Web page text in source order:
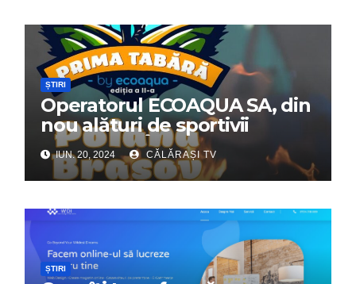
ȘTIRI
Operatorul ECOAQUA SA, din
nou alături de sportivii
călărășeni. Începe „Prima
Tabără”!
IUN. 20, 2024 CĂLĂRAȘI TV
ȘTIRI